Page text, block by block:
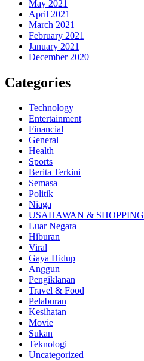
May 2021
April 2021
March 2021
February 2021
January 2021
December 2020
Categories
Technology
Entertainment
Financial
General
Health
Sports
Berita Terkini
Semasa
Politik
Niaga
USAHAWAN & SHOPPING
Luar Negara
Hiburan
Viral
Gaya Hidup
Anggun
Pengiklanan
Travel & Food
Pelaburan
Kesihatan
Movie
Sukan
Teknologi
Uncategorized